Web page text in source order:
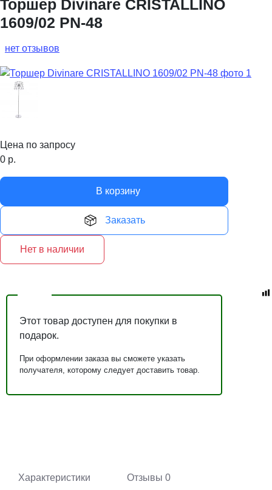
Торшер Divinare CRISTALLINO
1609/02 PN-48
нет отзывов
Цена по запросу
0 р.
В корзину
Заказать
Нет в наличии
Этот товар доступен для покупки в
подарок.
При оформлении заказа вы сможете указать
получателя, которому следует доставить товар.
Характеристики Отзывы 0